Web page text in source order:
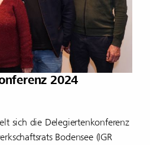
2024
sich die Delegiertenkonferenz
Bodensee (IGR